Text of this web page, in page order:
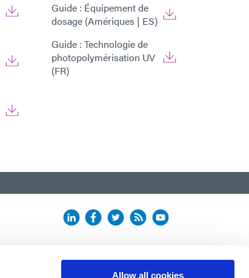
Allow all cookies
Guide : Équipement de
dosage (Amériques | ES)
Guide : Technologie de
photopolymérisation UV
(FR)